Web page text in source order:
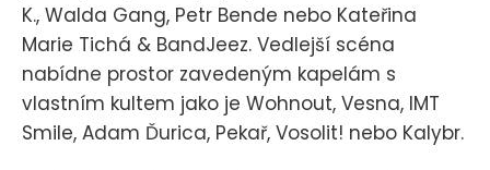
K., Walda Gang, Petr Bende nebo Kateřina
Marie Tichá & BandJeez. Vedlejší scéna
nabídne prostor zavedeným kapelám s
vlastním kultem jako je Wohnout, Vesna, IMT
Smile, Adam Ďurica, Pekař, Vosolit! nebo Kalybr.